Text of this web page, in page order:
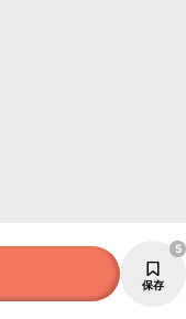
保存
5